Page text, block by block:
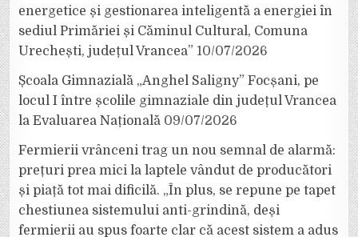
energetice și gestionarea inteligentă a energiei în
sediul Primăriei și Căminul Cultural, Comuna
Urechești, județul Vrancea” 10/07/2026
Școala Gimnazială „Anghel Saligny” Focșani, pe
locul I între școlile gimnaziale din județul Vrancea
la Evaluarea Națională 09/07/2026
Fermierii vrânceni trag un nou semnal de alarmă:
prețuri prea mici la laptele vândut de producători
și piață tot mai dificilă. „În plus, se repune pe tapet
chestiunea sistemului anti-grindină, deși
fermierii au spus foarte clar că acest sistem a adus